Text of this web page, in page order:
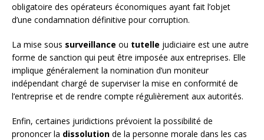
obligatoire des opérateurs économiques ayant fait l’objet
d’une condamnation définitive pour corruption.
La mise sous surveillance ou tutelle judiciaire est une autre
forme de sanction qui peut être imposée aux entreprises. Elle
implique généralement la nomination d’un moniteur
indépendant chargé de superviser la mise en conformité de
l’entreprise et de rendre compte régulièrement aux autorités.
Enfin, certaines juridictions prévoient la possibilité de
prononcer la dissolution de la personne morale dans les cas